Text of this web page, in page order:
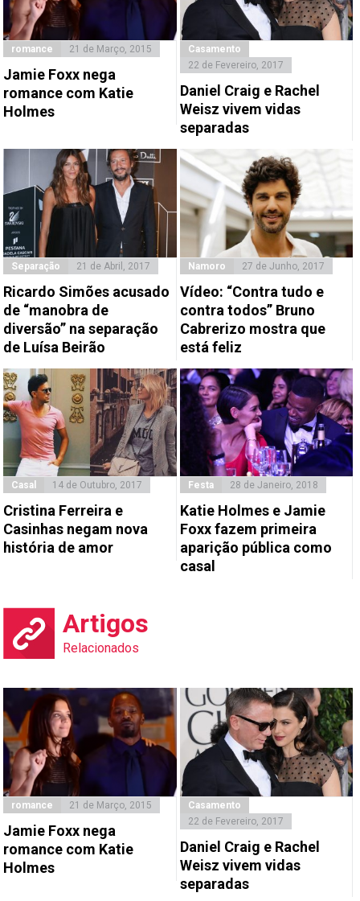
romance 21 de Março, 2015
Jamie Foxx nega
romance com Katie
Holmes
Casamento
22 de Fevereiro, 2017
Daniel Craig e Rachel
Weisz vivem vidas
separadas
Separação 21 de Abril, 2017
Ricardo Simões acusado
de “manobra de
diversão” na separação
de Luísa Beirão
Namoro 27 de Junho, 2017
Vídeo: “Contra tudo e
contra todos” Bruno
Cabrerizo mostra que
está feliz
Casal 14 de Outubro, 2017
Cristina Ferreira e
Casinhas negam nova
história de amor
Festa 28 de Janeiro, 2018
Katie Holmes e Jamie
Foxx fazem primeira
aparição pública como
casal
Artigos
Relacionados
romance 21 de Março, 2015
Jamie Foxx nega
romance com Katie
Holmes
Casamento
22 de Fevereiro, 2017
Daniel Craig e Rachel
Weisz vivem vidas
separadas